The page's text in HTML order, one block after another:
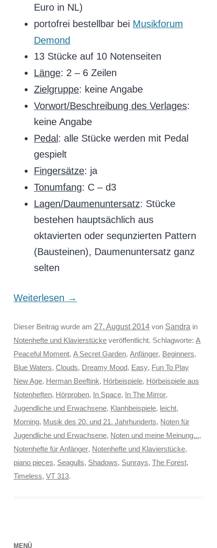
Euro in NL)
portofrei bestellbar bei Musikforum
Demond
13 Stücke auf 10 Notenseiten
Länge: 2 – 6 Zeilen
Zielgruppe: keine Angabe
Vorwort/Beschreibung des Verlages:
keine Angabe
Pedal: alle Stücke werden mit Pedal
gespielt
Fingersätze: ja
Tonumfang: C – d3
Lagen/Daumenuntersatz: Stücke
bestehen hauptsächlich aus
oktavierten oder sequnzierten Pattern
(Bausteinen), Daumenuntersatz ganz
selten
Weiterlesen →
Dieser Beitrag wurde am 27. August 2014von Sandra in
Notenhefte und Klavierstückeveröffentlicht. Schlagworte: A
Peaceful Moment, A Secret Garden, Anfänger, Beginners,
Blue Waters, Clouds, Dreamy Mood, Easy, Fun To Play
New Age, Herman Beeftink, Hörbeispiele, Hörbeispiele aus
Notenheften, Hörproben, In Space, In The Mirror,
Jugendliche und Erwachsene, Klanhbeispiele, leicht,
Morning, Musik des 20. und 21. Jahrhunderts, Noten für
Jugendliche und Erwachsene, Noten und meine Meinung...,
Notenhefte für Anfänger, Notenhefte und Klavierstücke,
piano pieces, Seagulls, Shadows, Sunrays, The Forest,
Timeless, VT 313.
MENÜ